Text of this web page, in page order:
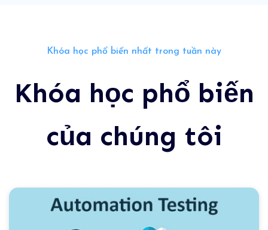
Khóa học phổ biến nhất trong tuần này
Khóa học phổ biến
của chúng tôi